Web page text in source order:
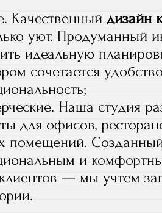
Качественный дизайн
уют. Продуманный
идеальную
сочетается
Наша студия
для офисов,
помещений.
и
— мы учтем